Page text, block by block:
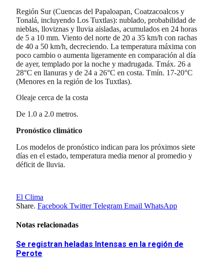
Región Sur (Cuencas del Papaloapan, Coatzacoalcos y
Tonalá, incluyendo Los Tuxtlas): nublado, probabilidad de
nieblas, lloviznas y lluvia aisladas, acumulados en 24 horas
de 5 a 10 mm. Viento del norte de 20 a 35 km/h con rachas
de 40 a 50 km/h, decreciendo. La temperatura máxima con
poco cambio o aumenta ligeramente en comparación al día
de ayer, templado por la noche y madrugada. Tmáx. 26 a
28°C en llanuras y de 24 a 26°C en costa. Tmín. 17-20°C
(Menores en la región de los Tuxtlas).
Oleaje cerca de la costa
De 1.0 a 2.0 metros.
Pronóstico climático
Los modelos de pronóstico indican para los próximos siete
días en el estado, temperatura media menor al promedio y
déficit de lluvia.
El Clima
Share. Facebook Twitter Telegram Email WhatsApp
Notas relacionadas
Se registran heladas Intensas en la región de
Perote